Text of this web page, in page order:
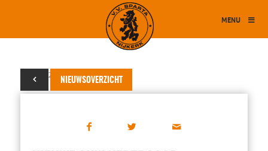
MENU
NIEUWSOVERZICHT
26 juni 2023